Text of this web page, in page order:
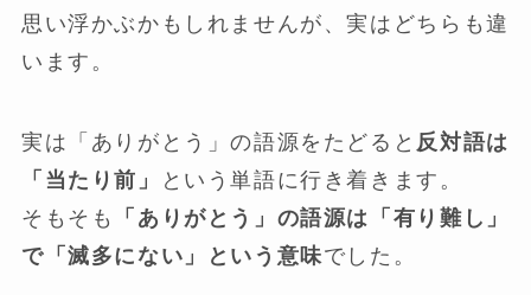
思い浮かぶかもしれませんが、実はどちらも違
います。
実は「ありがとう」の語源をたどると 反対語は
「当たり前」
という単語に行き着きます。
そもそも
「ありがとう」の語源は「有り難し」
で「滅多にない」という意味でした。